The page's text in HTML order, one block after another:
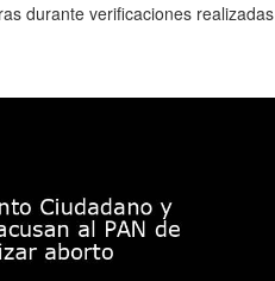
durante verificaciones realizadas